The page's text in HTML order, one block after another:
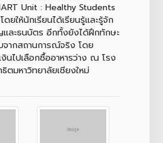
Unit : Healthy Students
ยให้นักเรียนได้เรียนรู้และรู้จัก
และธนบัตร อีกทั้งยังได้ฝึกทักษะ
จากสถานการณ์จริง โดย
งินไปเลือกซื้ออาหารว่าง ณ โรง
ธิตมหาวิทยาลัยเชียงใหม่